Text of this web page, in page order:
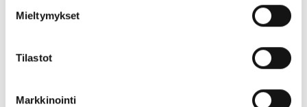
Mieltymykset
Tilastot
Markkinointi
Lasikatto lompakossa: mitä sen murtaminen vaatii
YTYn jäsenpalvelut ja -edut